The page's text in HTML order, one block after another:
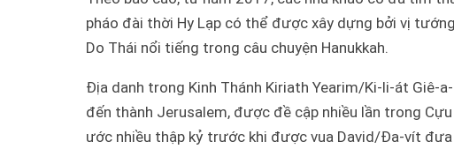
pháo đài thời Hy Lạp có thể được xây dựng bởi vị
Do Thái nổi tiếng trong câu chuyện Hanukkah.
Địa danh trong Kinh Thánh Kiriath Yearim/Ki-li-át Giê-
đến thành Jerusalem, được đề cập nhiều lần trong
ước nhiều thập kỷ trước khi được vua David/Đa-vít